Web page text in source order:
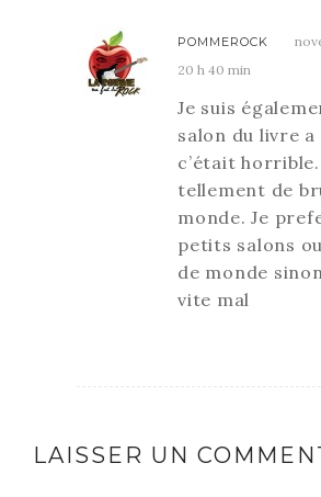
POMMEROCK
20 h 40 min
Je suis
salon du livre
c’était
tellement de
monde. Je
petits salons
de monde
vite mal
LAISSER UN